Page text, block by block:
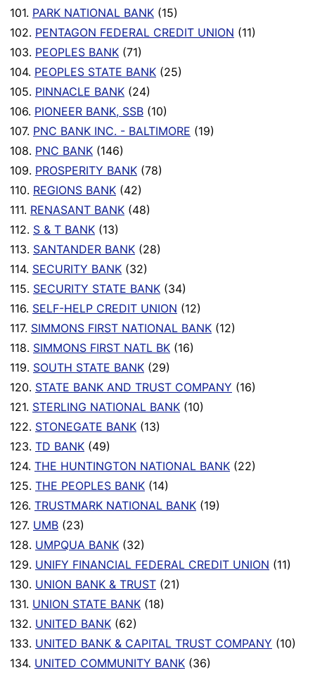
101. PARK NATIONAL BANK (15)
102. PENTAGON FEDERAL CREDIT UNION (11)
103. PEOPLES BANK (71)
104. PEOPLES STATE BANK (25)
105. PINNACLE BANK (24)
106. PIONEER BANK, SSB (10)
107. PNC BANK INC. - BALTIMORE (19)
108. PNC BANK (146)
109. PROSPERITY BANK (78)
110. REGIONS BANK (42)
111. RENASANT BANK (48)
112. S & T BANK (13)
113. SANTANDER BANK (28)
114. SECURITY BANK (32)
115. SECURITY STATE BANK (34)
116. SELF-HELP CREDIT UNION (12)
117. SIMMONS FIRST NATIONAL BANK (12)
118. SIMMONS FIRST NATL BK (16)
119. SOUTH STATE BANK (29)
120. STATE BANK AND TRUST COMPANY (16)
121. STERLING NATIONAL BANK (10)
122. STONEGATE BANK (13)
123. TD BANK (49)
124. THE HUNTINGTON NATIONAL BANK (22)
125. THE PEOPLES BANK (14)
126. TRUSTMARK NATIONAL BANK (19)
127. UMB (23)
128. UMPQUA BANK (32)
129. UNIFY FINANCIAL FEDERAL CREDIT UNION (11)
130. UNION BANK & TRUST (21)
131. UNION STATE BANK (18)
132. UNITED BANK (62)
133. UNITED BANK & CAPITAL TRUST COMPANY (10)
134. UNITED COMMUNITY BANK (36)